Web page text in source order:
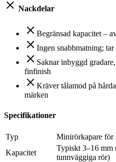
Nackdelar
Begränsad kapacitet –
Ingen snabbmatning;
Saknar inbyggd
finfinish
Kräver tålamod på
märken
Specifikationer
Typ
Minirörkapare för
Kapacitet
Typiskt 3–16 mm
tunnväggiga rör)